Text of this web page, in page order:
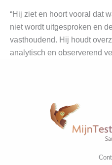
“Hij ziet en hoort vooral dat
niet wordt uitgesproken en
vasthoudend. Hij houdt
analytisch en observerend